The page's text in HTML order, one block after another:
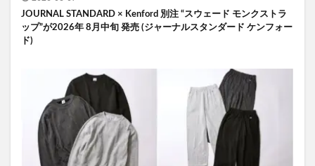
JOURNAL STANDARD × Kenford 別注 “スウェード モンクストラ
ップ”が2026年 8月中旬 発売 (ジャーナルスタンダード ケンフォー
ド)